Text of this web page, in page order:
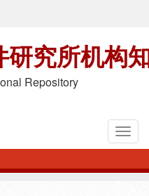
研究所机构
Repository